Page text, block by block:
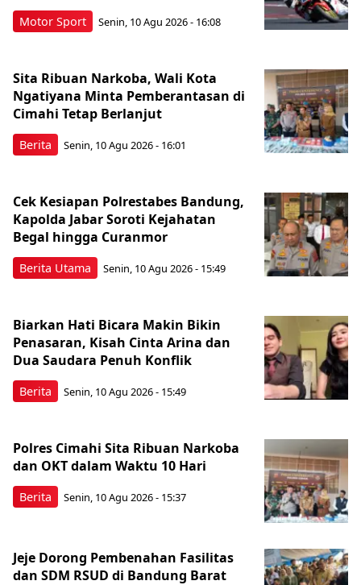
Motor Sport Senin, 10 Agu 2026 - 16:08
Berita
Sita Ribuan Narkoba, Wali Kota
Ngatiyana Minta Pemberantasan di
Cimahi Tetap Berlanjut
Senin, 10 Agu 2026 - 16:01
Berita Utama
Cek Kesiapan Polrestabes Bandung,
Kapolda Jabar Soroti Kejahatan
Begal hingga Curanmor
Senin, 10 Agu 2026 - 15:49
Berita
Biarkan Hati Bicara Makin Bikin
Penasaran, Kisah Cinta Arina dan
Dua Saudara Penuh Konflik
Senin, 10 Agu 2026 - 15:49
Berita
Polres Cimahi Sita Ribuan Narkoba
dan OKT dalam Waktu 10 Hari
Senin, 10 Agu 2026 - 15:37
Jeje Dorong Pembenahan Fasilitas
dan SDM RSUD di Bandung Barat